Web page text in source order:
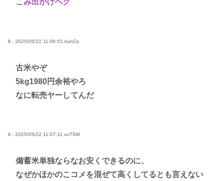
こみ出かけペク
8 : 2025/05/22 11:06:51 AxnCo
古米やぞ
5kg1980円余裕やろ
なに転売ヤーしてんだ
9 : 2025/05/22 11:07:11 uxTSM
備蓄米単独ならなお安くできるのに、
なぜかほかのこコメを混ぜて高くしてるとも言えない